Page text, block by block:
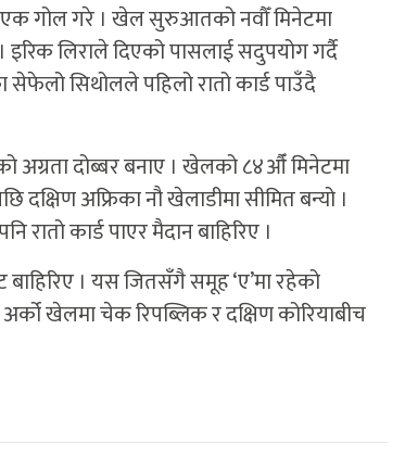
गोल गरे । खेल सुरुआतको नवौँ मिनेटमा
लिराले दिएको पासलाई सदुपयोग गर्दै
सिथोलले पहिलो रातो कार्ड पाउँदै
दोब्बर बनाए । खेलको ८४औँ मिनेटमा
दक्षिण अफ्रिका नौ खेलाडीमा सीमित बन्यो ।
कार्ड पाएर मैदान बाहिरिए ।
। यस जितसँगै समूह ‘ए’मा रहेको
खेलमा चेक रिपब्लिक र दक्षिण कोरियाबीच